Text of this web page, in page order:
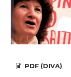
PDF (DIVA)